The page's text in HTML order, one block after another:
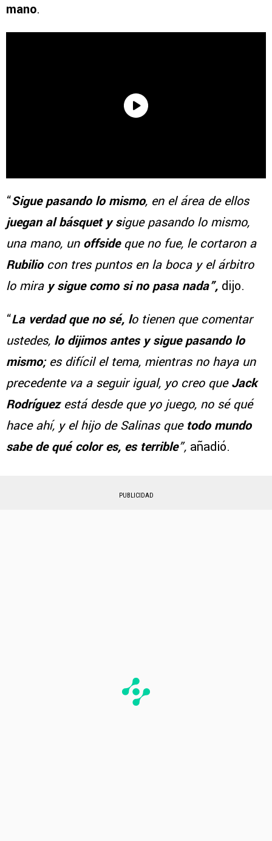
mano.
“Sigue pasando lo mismo, en el área de ellos
juegan al básquet y sigue pasando lo mismo,
una mano, un offsideque no fue, le cortaron a
Rubiliocon tres puntos en la boca y el árbitro
lo miray sigue como si no pasa nada”, dijo.
“La verdad que no sé, lo tienen que comentar
ustedes, lo dijimos antes y sigue pasando lo
mismo; es difícil el tema, mientras no haya un
precedente va a seguir igual, yo creo queJack
Rodríguezestá desde que yo juego, no sé qué
hace ahí, y el hijo de Salinas quetodo mundo
sabe de qué color es, es terrible”, añadió.
PUBLICIDAD